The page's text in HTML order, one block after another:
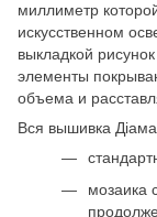
миллиметр
искусственном
выкладкой
элементы
объема и
Вся вышивка
мозаика